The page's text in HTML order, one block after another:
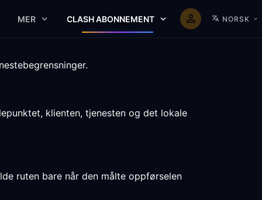
MER CLASH ABONNEMENT NORSK
klienten, tjenesten og det lokale
ruten bare når den målte oppførselen